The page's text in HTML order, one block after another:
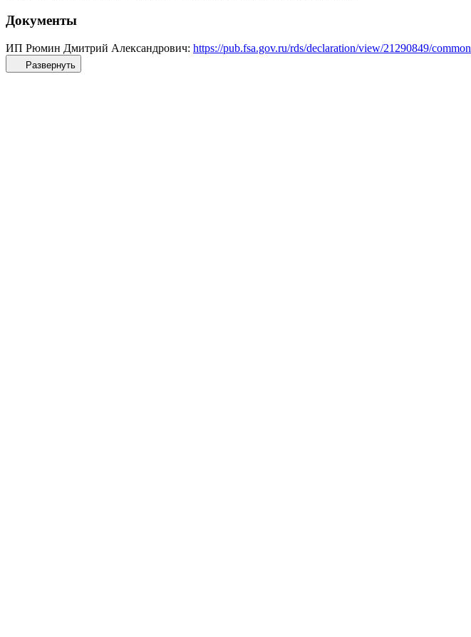
Документы
ИП Рюмин Дмитрий Александрович: https://pub.fsa.gov.ru/rds/declaration/view/21290849/common
Развернуть